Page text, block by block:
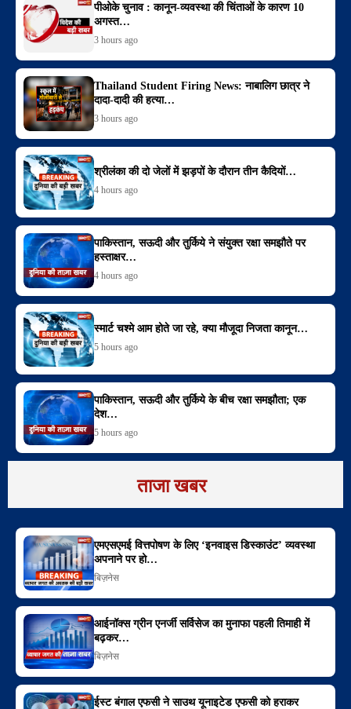
पीओके चुनाव : कानून-व्यवस्था की चिंताओं के कारण 10
अगस्त…
3 hours ago
Thailand Student Firing News: नाबालिग छात्र ने
दादा-दादी की हत्या…
3 hours ago
श्रीलंका की दो जेलों में झड़पों के दौरान तीन कैदियों…
4 hours ago
पाकिस्तान, सऊदी और तुर्किये ने संयुक्त रक्षा समझौते पर
हस्ताक्षर…
4 hours ago
स्मार्ट चश्मे आम होते जा रहे, क्या मौजूदा निजता कानून…
5 hours ago
पाकिस्तान, सऊदी और तुर्किये के बीच रक्षा समझौता; एक
देश…
5 hours ago
ताजा खबर
एमएसएमई वित्तपोषण के लिए ‘इनवाइस डिस्काउंट’ व्यवस्था
अपनाने पर हो…
बिज़नेस
आईनॉक्स ग्रीन एनर्जी सर्विसेज का मुनाफा पहली तिमाही में
बढ़कर…
बिज़नेस
ईस्ट बंगाल एफसी ने साउथ यूनाइटेड एफसी को हराकर